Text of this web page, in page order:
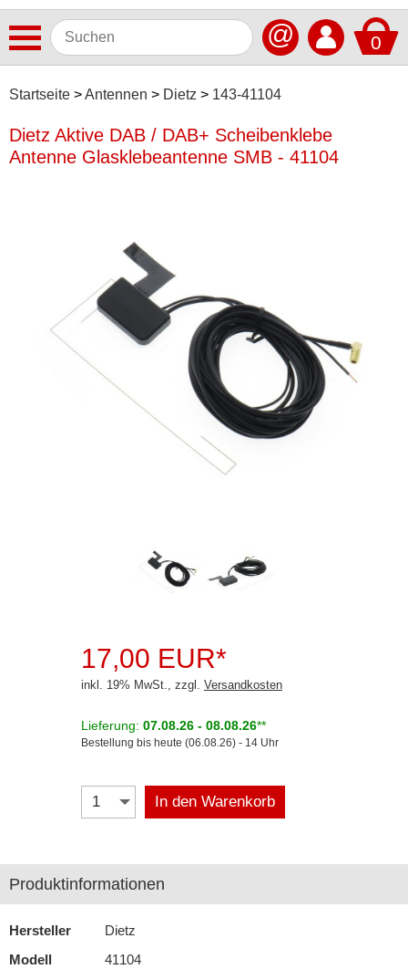
0
@
Startseite Antennen Dietz 143-41104
AIV
Blaupunkt
Dashcams
Elektromobilität
Freisprechanlagen
Dietz Aktive DAB / DAB+ Scheibenklebe
Antenne Glasklebeantenne SMB - 41104
17,00 EUR*
inkl. 19% MwSt., zzgl. Versandkosten
Lieferung: 07.08.26 - 08.08.26**
Bestellung bis heute (06.08.26) - 14 Uhr
In den Warenkorb
Produktinformationen
Hersteller
Dietz
Modell
41104